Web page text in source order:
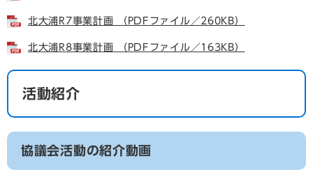
北大浦R7事業計画 （PDFファイル／260KB）
北大浦R8事業計画 （PDFファイル／163KB）
活動紹介
協議会活動の紹介動画